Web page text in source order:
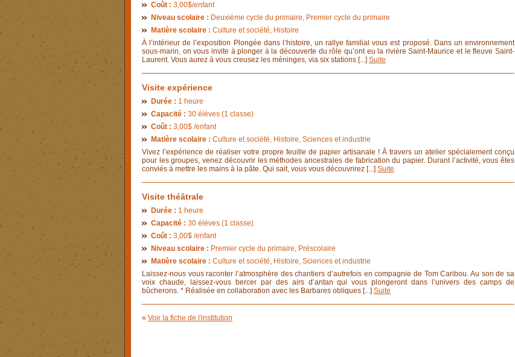
Coût : 3,00$/enfant
Niveau scolaire : Deuxième cycle du primaire, Premier cycle du primaire
Matière scolaire : Culture et société, Histoire
­À l’intérieur de l’exposition Plongée dans l’histoire, un rallye familial vous est proposé. Dans un environnement
sous-marin, on vous invite à plonger à la découverte du rôle qu’ont eu la rivière Saint-Maurice et le fleuve Saint-
Laurent. Vous aurez à vous creusez les méninges, via six stations [...] Suite
Visite expérience
Durée : 1 heure
Capacité : 30 élèves (1 classe)
Coût : 3,00$ /enfant
Matière scolaire : Culture et société, Histoire, Sciences et industrie
­Vivez l’expérience de réaliser votre propre feuille de papier artisanale ! À travers un atelier spécialement conçu
pour les groupes, venez découvrir les méthodes ancestrales de fabrication du papier. Durant l’activité, vous êtes
conviés à mettre les mains à la pâte. Qui sait, vous vous découvrirez [...] Suite
Visite théâtrale
Durée : 1 heure
Capacité : 30 élèves (1 classe)
Coût : 3,00$ /enfant
Niveau scolaire : Premier cycle du primaire, Préscolaire
Matière scolaire : Culture et société, Histoire, Sciences et industrie
­Laissez-nous vous raconter l’atmosphère des chantiers d’autrefois en compagnie de Tom Caribou. Au son de sa
voix chaude, laissez-vous bercer par des airs d’antan qui vous plongeront dans l’univers des camps de
bûcherons. * Réalisée en collaboration avec les Barbares obliques [...] Suite
« Voir la fiche de l'institution